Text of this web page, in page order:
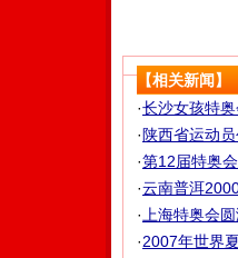
【相关新闻】
·长沙女孩特
· 陕西省运动
·第12届特奥
·云南普洱
· 上海特奥会
·2007年世界